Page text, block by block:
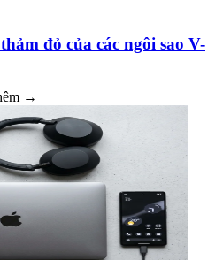
đỏ của các ngôi sao V-
→